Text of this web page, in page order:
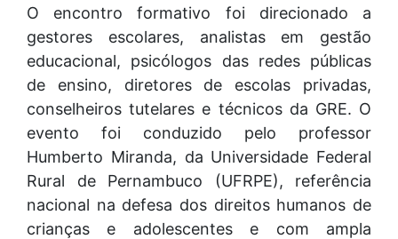
O encontro formativo foi direcionado a
gestores escolares, analistas em gestão
educacional, psicólogos das redes públicas
de ensino, diretores de escolas privadas,
conselheiros tutelares e técnicos da GRE. O
evento foi conduzido pelo professor
Humberto Miranda, da Universidade Federal
Rural de Pernambuco (UFRPE), referência
nacional na defesa dos direitos humanos de
crianças e adolescentes e com ampla